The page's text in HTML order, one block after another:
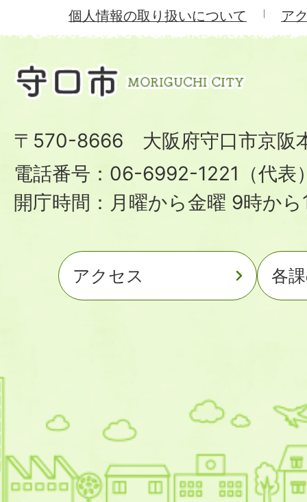
個人情報の取り扱いについて ア
〒570-8666 大阪府守口市京阪
電話番号：06-6992-1221（代表
開庁時間：月曜から金曜 9時か
アクセス 各